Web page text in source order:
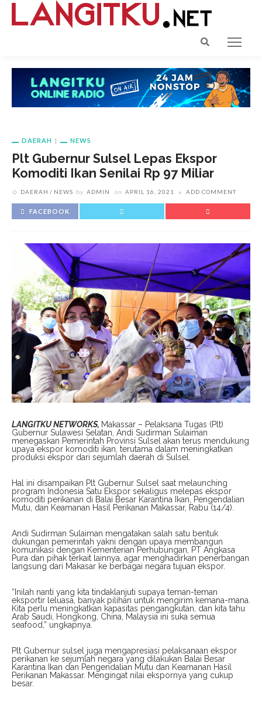
DAERAH NEWS
Plt Gubernur Sulsel Lepas Ekspor
Komoditi Ikan Senilai Rp 97 Miliar
DAERAH NEWS by ADMIN on APRIL 16, 2021 ADD COMMENT
FACEBOOK
LANGITKU NETWORKS, Makassar – Pelaksana Tugas (Plt)
Gubernur Sulawesi Selatan, Andi Sudirman Sulaiman
menegaskan Pemerintah Provinsi Sulsel akan terus mendukung
upaya ekspor komoditi ikan, terutama dalam meningkatkan
produksi ekspor dari sejumlah daerah di Sulsel.
Hal ini disampaikan Plt Gubernur Sulsel saat melaunching
program Indonesia Satu Ekspor sekaligus melepas ekspor
komoditi perikanan di Balai Besar Karantina Ikan, Pengendalian
Mutu, dan Keamanan Hasil Perikanan Makassar, Rabu (14/4).
Andi Sudirman Sulaiman mengatakan salah satu bentuk
dukungan pemerintah yakni dengan upaya membangun
komunikasi dengan Kementerian Perhubungan, PT Angkasa
Pura dan pihak terkait lainnya, agar menghadirkan penerbangan
langsung dari Makasar ke berbagai negara tujuan ekspor.
“Inilah nanti yang kita tindaklanjuti supaya teman-teman
eksportir leluasa, banyak pilihan untuk mengirim kemana-mana.
Kita perlu meningkatkan kapasitas pengangkutan, dan kita tahu
Arab Saudi, Hongkong, China, Malaysia ini suka semua
seafood,” ungkapnya.
Plt Gubernur sulsel juga mengapresiasi pelaksanaan ekspor
perikanan ke sejumlah negara yang dilakukan Balai Besar
Karantina Ikan dan Pengendalian Mutu dan Keamanan Hasil
Perikanan Makassar. Mengingat nilai ekspornya yang cukup
besar.